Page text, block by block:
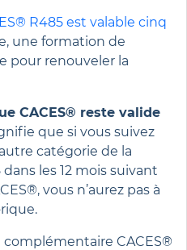
R485 est valable cinq
une formation de
pour renouveler la
CACES® reste valide
que si vous suivez
catégorie de la
les 12 mois suivant
vous n’aurez pas à
complémentaire CACES®